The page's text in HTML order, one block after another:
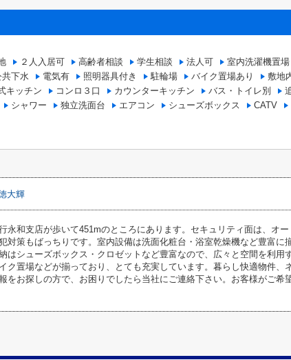
２人入居可 高齢者相談 学生相談 法人可 室内洗濯機置場
共下水 電気有 照明器具付き 駐輪場 バイク置場あり 敷地
キッチン コンロ３口 カウンターキッチン バス・トイレ別
シャワー 独立洗面台 エアコン シューズボックス CATV
大輝
永和支店が歩いて451mのところにあります。セキュリティ面は、オ
対策もばっちりです。室内設備は洗面化粧台・浴室乾燥機など豊富に
はシューズボックス・クロゼットなど豊富なので、広々と空間を利用
ク置場などが揃っており、とても充実しています。暮らし快適物件
をお探しの方で、お困りでしたら当社にご連絡下さい。お客様がご希